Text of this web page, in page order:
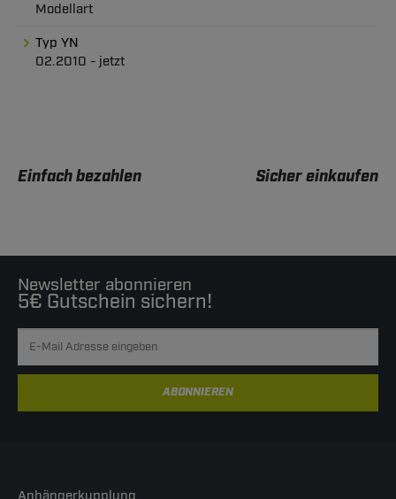
Modellart
Typ YN
02.2010 - jetzt
Einfach bezahlen Sicher einkaufen
Newsletter abonnieren
5€ Gutschein sichern!
ABONNIEREN